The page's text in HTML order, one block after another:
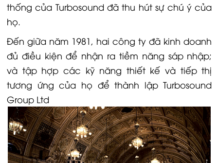
thống của Turbosound đã thu hút sự chú ý của
họ.
Đến giữa năm 1981, hai công ty đã kinh doanh
đủ điều kiện để nhận ra tiềm năng sáp nhập;
và tập hợp các kỹ năng thiết kế và tiếp thị
tương ứng của họ để thành lập Turbosound
Group Ltd